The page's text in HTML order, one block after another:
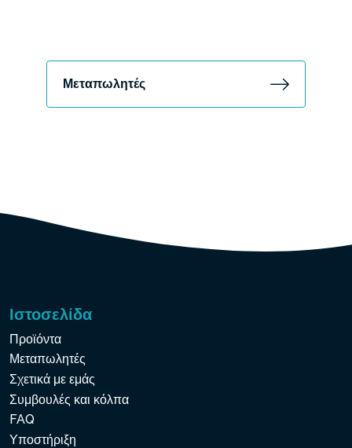
Μεταπωλητές
Ιστοσελίδα
Προϊόντα
Μεταπωλητές
Σχετικά με εμάς
Συμβουλές και κόλπα
FAQ
Υποστήριξη